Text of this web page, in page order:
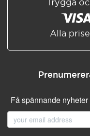
Trygga
Alla
Få spännande